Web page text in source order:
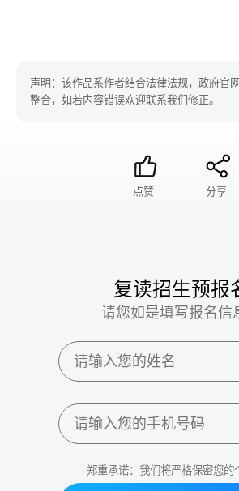
声明：该作品系作者结合法律法规，政府官
整合，如若内容错误欢迎联系我们修正。
点赞 分享
复读招生预报
请您如是填写报名信
郑重承诺：我们将严格保密您的